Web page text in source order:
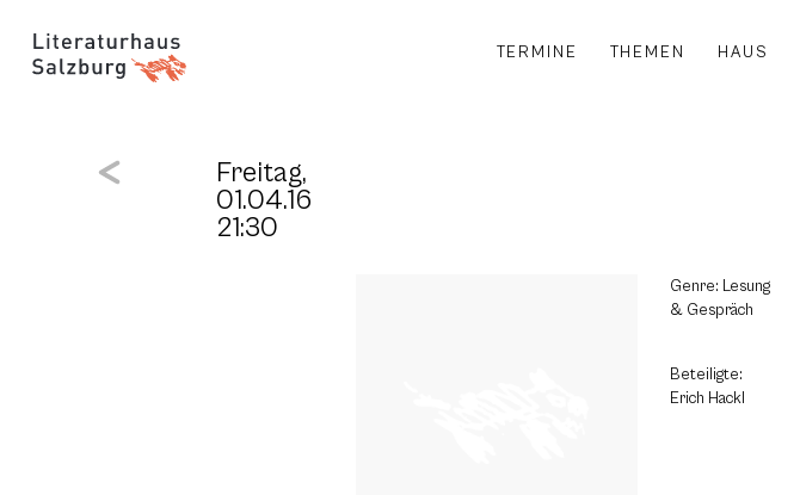
TERMINE THEMEN HAUS
Freitag,
01.04.16
21:30
Genre: Lesung
& Gespräch
Beteiligte:
Erich Hackl